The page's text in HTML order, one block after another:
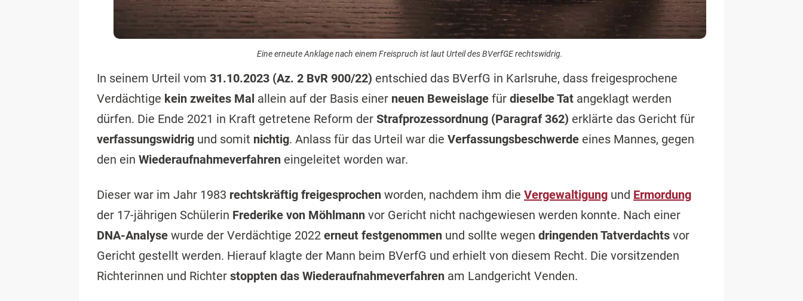
Eine erneute Anklage nach einem Freispruch ist laut Urteil des BVerfGE rechtswidrig.
In seinem Urteil vom 31.10.2023 (Az. 2 BvR 900/22) entschied das BVerfG in Karlsruhe, dass freigesprochene
Verdächtige kein zweites Mal allein auf der Basis einer neuen Beweislage für dieselbe Tat angeklagt werden
dürfen. Die Ende 2021 in Kraft getretene Reform der Strafprozessordnung (Paragraf 362) erklärte das Gericht für
verfassungswidrig und somit nichtig. Anlass für das Urteil war die Verfassungsbeschwerde eines Mannes, gegen
den ein Wiederaufnahmeverfahren eingeleitet worden war.
Dieser war im Jahr 1983 rechtskräftig freigesprochen worden, nachdem ihm die Vergewaltigung und Ermordung
der 17-jährigen Schülerin Frederike von Möhlmann vor Gericht nicht nachgewiesen werden konnte. Nach einer
DNA-Analyse wurde der Verdächtige 2022 erneut festgenommen und sollte wegen dringenden Tatverdachts vor
Gericht gestellt werden. Hierauf klagte der Mann beim BVerfG und erhielt von diesem Recht. Die vorsitzenden
Richterinnen und Richter stoppten das Wiederaufnahmeverfahren am Landgericht Venden.